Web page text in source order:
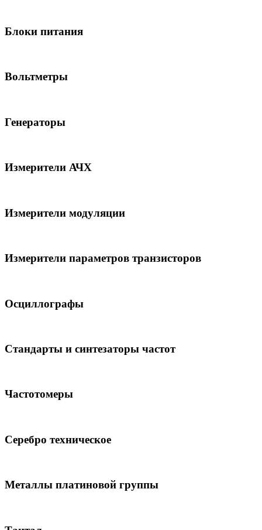
Блоки питания
Вольтметры
Генераторы
Измерители АЧХ
Измерители модуляции
Измерители параметров транзисторов
Осциллографы
Стандарты и синтезаторы частот
Частотомеры
Серебро техническое
Металлы платиновой группы